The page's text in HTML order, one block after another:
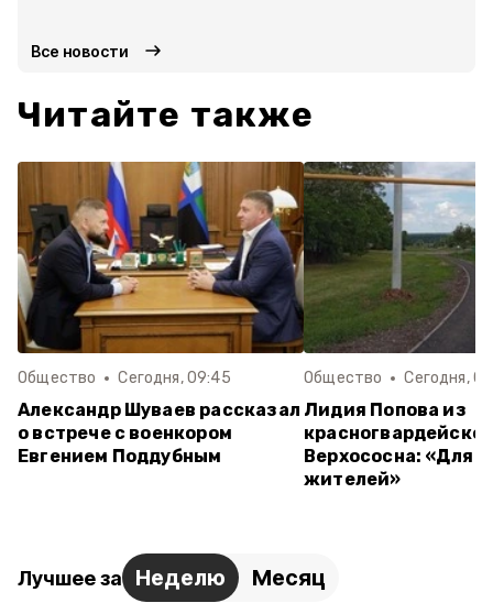
Все новости
Читайте также
Общество Сегодня, 09:45
Александр Шуваев рассказал
о встрече с военкором
Евгением Поддубным
Общество Сегодня,
Лидия Попова из
Верхососна: «Для
жителей»
Лучшее за Неделю Месяц